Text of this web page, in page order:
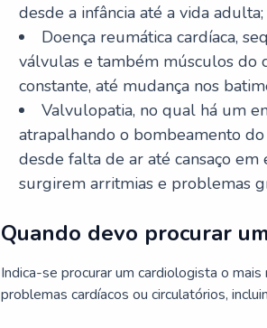
desde a infância até a vida adulta;
Doença reumática cardíaca,
válvulas e também músculos do
constante, até mudança nos
Valvulopatia, no qual há um
atrapalhando o bombeamento
desde falta de ar até cansaço em
surgirem arritmias e problemas
Quando devo procurar
Indica-se procurar um cardiologista o
problemas cardíacos ou circulatórios,